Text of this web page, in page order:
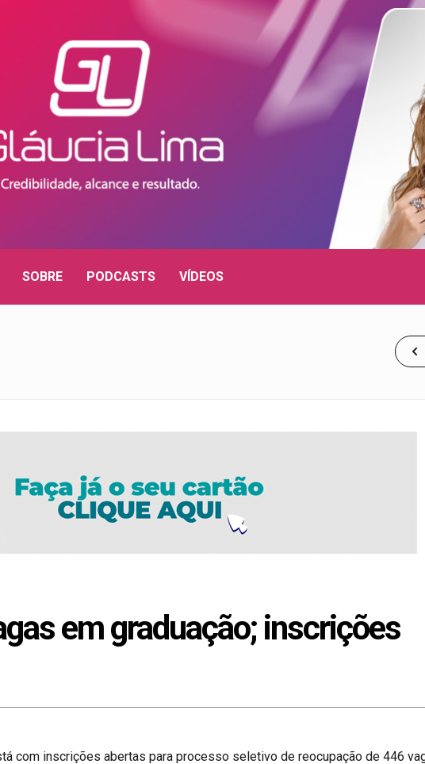
SOBRE PODCASTS VÍDEOS
em graduação; inscrições
com inscrições abertas para processo seletivo de reocupação de 446